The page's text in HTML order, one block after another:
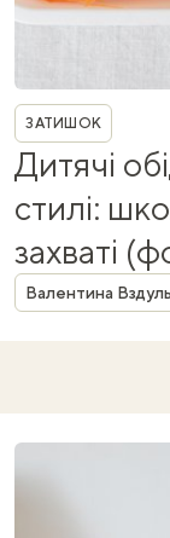
Рубрика
ЗАТИШОК
Дитячі
стилі:
захваті
Автор
Валентина